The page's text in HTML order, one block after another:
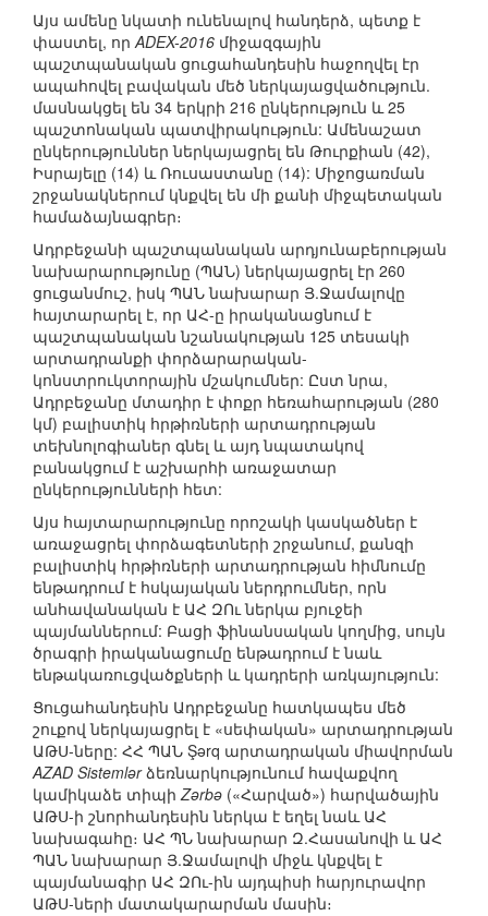
Այս ամենը նկատի ունենալով հանդերձ, պետք է
փաստել, որADEX-2016 միջազգային
պաշտպանական ցուցահանդեսին հաջողվել էր
ապահովել բավական մեծ ներկայացվածություն.
մասնակցել են 34 երկրի 216 ընկերություն և 25
պաշտոնական պատվիրակություն: Ամենաշատ
ընկերություններ ներկայացրել են Թուրքիան (42),
Իսրայելը (14) և Ռուսաստանը (14): Միջոցառման
շրջանակներում կնքվել են մի քանի միջպետական
համաձայնագրեր։
Ադրբեջանի պաշտպանական արդյունաբերության
նախարարությունը (ՊԱՆ) ներկայացրել էր 260
ցուցանմուշ, իսկ ՊԱՆ նախարար Յ.Ջամալովը
հայտարարել է, որ ԱՀ-ը իրականացնում է
պաշտպանական նշանակության 125 տեսակի
արտադրանքի փորձարարական-
կոնստրուկտորային մշակումներ: Ըստ նրա,
Ադրբեջանը մտադիր է փոքր հեռահարության (280
կմ) բալիստիկ հրթիռների արտադրության
տեխնոլոգիաներ գնել և այդ նպատակով
բանակցում է աշխարհի առաջատար
ընկերությունների հետ:
Այս հայտարարությունը որոշակի կասկածներ է
առաջացրել փորձագետների շրջանում, քանզի
բալիստիկ հրթիռների արտադրության հիմնումը
ենթադրում է հսկայական ներդրումներ, որն
անհավանական է ԱՀ ԶՈւ ներկա բյուջեի
պայմաններում: Բացի ֆինանսական կողմից, սույն
ծրագրի իրականացումը ենթադրում է նաև
ենթակառուցվածքների և կադրերի առկայություն:
Ցուցահանդեսին Ադրբեջանը հատկապես մեծ
շուքով ներկայացրել է «սեփական» արտադրության
ԱԹՍ-ները: ՀՀ ՊԱՆ Şərq արտադրական միավորման
AZAD Sistemlərձեռնարկությունում հավաքվող
կամիկաձե տիպիZərbə («Հարված») հարվածային
ԱԹՍ-ի շնորհանդեսին ներկա է եղել նաև ԱՀ
նախագահը։ ԱՀ ՊՆ նախարար Զ.Հասանովի և ԱՀ
ՊԱՆ նախարար Յ.Ջամալովի միջև կնքվել է
պայմանագիր ԱՀ ԶՈւ-ին այդպիսի հարյուրավոր
ԱԹՍ-ների մատակարարման մասին։